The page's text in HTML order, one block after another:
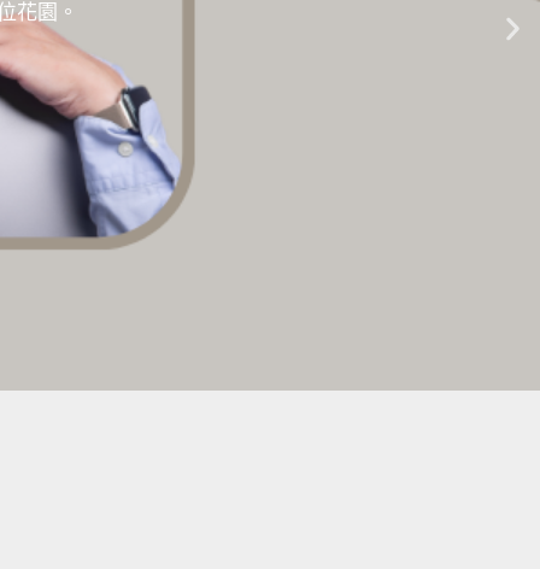
位花園。
式AI教學 |
點擊這裡